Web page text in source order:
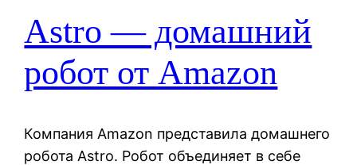
Astro — домашний
робот от Amazon
Компания Amazon представила домашнего
робота Astro. Робот объединяет в себе